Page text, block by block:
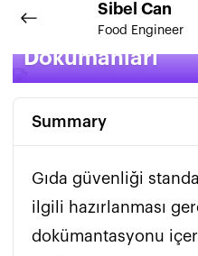
Sibel Can
Food Engineer
Eritme(Krem)
Dökümanları
Summary
Gıda güvenliği
ilgili hazırlanması
dokümantasyonu